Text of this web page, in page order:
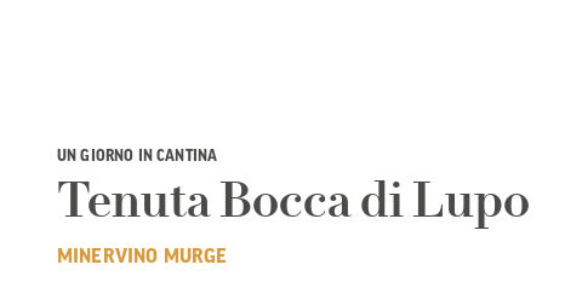
UN GIORNO IN CANTINA
Tenuta Bocca di Lupo
MINERVINO MURGE